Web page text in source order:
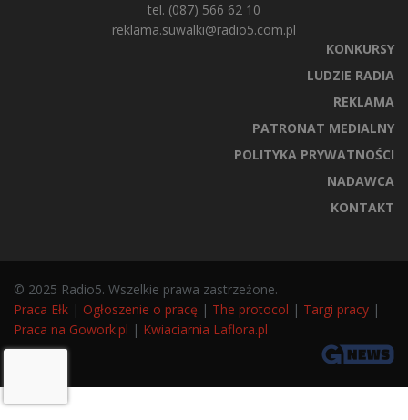
tel. (087) 566 62 10
reklama.suwalki@radio5.com.pl
KONKURSY
LUDZIE RADIA
REKLAMA
PATRONAT MEDIALNY
POLITYKA PRYWATNOŚCI
NADAWCA
KONTAKT
© 2025 Radio5. Wszelkie prawa zastrzeżone.
Praca Ełk | Ogłoszenie o pracę | The protocol | Targi pracy |
Praca na Gowork.pl | Kwiaciarnia Laflora.pl